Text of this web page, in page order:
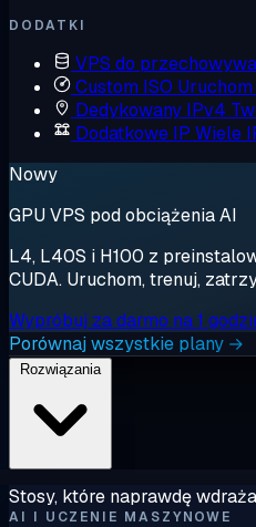
DODATKI
VPS do
Custom ISO Uruchom
Dedykowany IPv4
Dodatkowe IP Wiele
Nowy
GPU VPS pod obciążenia AI
L4, L40S i H100 z
CUDA. Uruchom, trenuj,
Wypróbuj za darmo na 1
Porównaj wszystkie plany →
Rozwiązania
Stosy, które naprawdę
AI I UCZENIE MASZYNOWE